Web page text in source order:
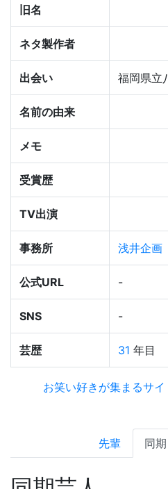
旧名
ネタ製作者
出会い 福岡県立
名前の由来
メモ
受賞歴
TV出演
事務所 浅井企画
公式URL -
SNS -
芸歴 31 年目
お笑い好きが集まるサ
先輩 同期